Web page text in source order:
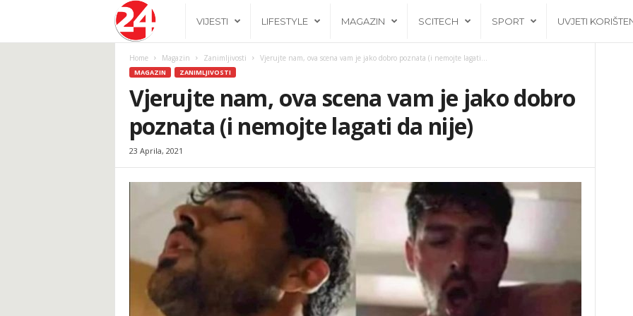
h
.
a
VIJESTI LIFESTYLE MAGAZIN SCITECH SPORT UVJETI
Home Magazin Zanimljivosti Vjerujte nam, ova scena vam je jako dobro poznata (i nemojte lagati...
MAGAZIN ZANIMLJIVOSTI
Vjerujte nam, ova scena vam je jako dobro
poznata (i nemojte lagati da nije)
23 Aprila, 2021